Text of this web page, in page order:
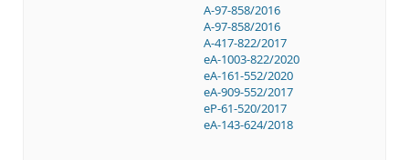
A-97-858/2016
A-97-858/2016
A-417-822/2017
eA-1003-822/2020
eA-161-552/2020
eA-909-552/2017
eP-61-520/2017
eA-143-624/2018